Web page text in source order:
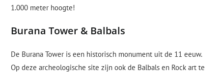
1.000 meter hoogte!
Burana Tower & Balbals
De Burana Tower is een historisch monument uit de 11 eeuw.
Op deze archeologische site zijn ook de Balbals en Rock art te